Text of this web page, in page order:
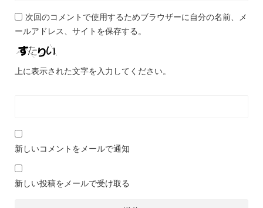
次回のコメントで使用するためブラウザーに自分の名前、メ
ールアドレス、サイトを保存する。
上に表示された文字を入力してください。
新しいコメントをメールで通知
新しい投稿をメールで受け取る